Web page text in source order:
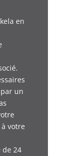
en
un
votre
24